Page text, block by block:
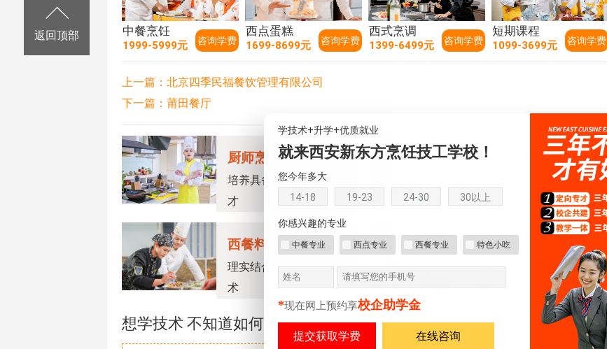
中餐烹饪
1999-5999元 咨询学费
西点蛋糕
1699-8699元 咨询学费
西式烹调
1399-6499元 咨询学费
短期课程
1099-3699元 咨询学费
上一篇： 北京四季民福餐饮管理有限公司
下一篇： 莆田餐厅
厨师烹饪专业
培养具备烹饪技能专门人
才
西点烘焙专业
学习西点创造正宗幸福味
道
西餐料理专业
理实结合掌握精湛西餐技
术
短期烹饪专业
短时间成才助力创就业发
展
想学技术 不知道如何选专业？
学技术+升学+优质就业
就来西安新东方烹饪技工学校！
您今年多大
14-18
19-23 24-30 30以上
你感兴趣的专业
中餐专业 西点专业 西餐专业 特色小吃
*现在网上预约享校企助学金
在线咨询
返回顶部